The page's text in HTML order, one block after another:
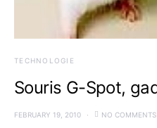
TECHNOLOGIE
Souris G-Spot,
FEBRUARY 19, 2010 NO COMMENTS